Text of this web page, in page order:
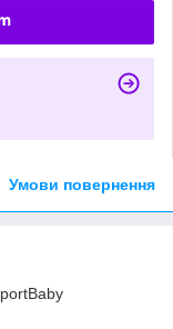
Умови повернення